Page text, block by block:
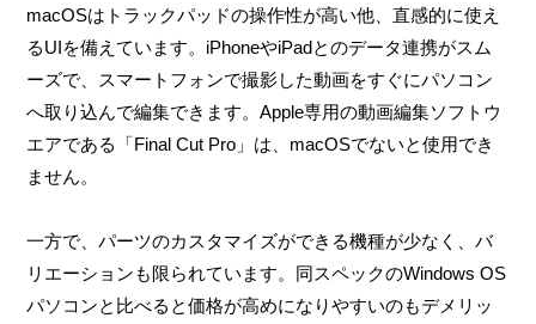
macOSはトラックパッドの操作性が高い他、直感的に使え
るUIを備えています。iPhoneやiPadとのデータ連携がスム
ーズで、スマートフォンで撮影した動画をすぐにパソコン
へ取り込んで編集できます。Apple専用の動画編集ソフトウ
エアである「Final Cut Pro」は、macOSでないと使用でき
ません。
一方で、パーツのカスタマイズができる機種が少なく、バ
リエーションも限られています。同スペックのWindows OS
パソコンと比べると価格が高めになりやすいのもデメリッ